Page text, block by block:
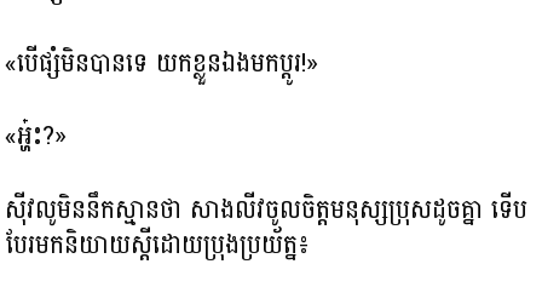
«បើផ្សំមិនបានទេ យកខ្លួនឯងមកប្តូរ!»
«អ្ហ៎ះ?»
ស៊ីវលូមិននឹកស្មានថា សាងលីវចូលចិត្តមនុស្សប្រុសដូចគ្នា ទើប
បែរមកនិយាយស្ដីដោយប្រុងប្រយ័ត្ន៖